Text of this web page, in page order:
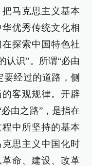
马克思主义基本
优秀传统文化相
探索中国特色社
认识”。所谓“必由
要经过的道路，侧
客观规律。开辟
由之路”，是指在
中所坚持的基本
思主义中国化时
命、建设、改革